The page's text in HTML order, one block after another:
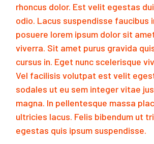
rhoncus dolor. Est velit egestas
odio. Lacus suspendisse faucibus
posuere lorem ipsum dolor sit
viverra. Sit amet purus gravida
cursus in. Eget nunc scelerisque
Vel facilisis volutpat est velit
sodales ut eu sem integer vitae
magna. In pellentesque massa
ultricies lacus. Felis bibendum ut
egestas quis ipsum suspendisse.